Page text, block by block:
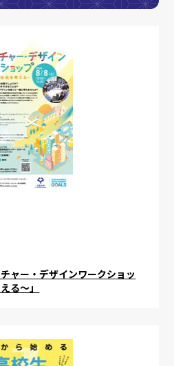
ャー・デザインワークショッ
る～」